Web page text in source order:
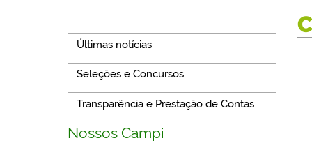
Últimas notícias
Seleções e Concursos
Transparência e Prestação de Contas
Nossos Campi